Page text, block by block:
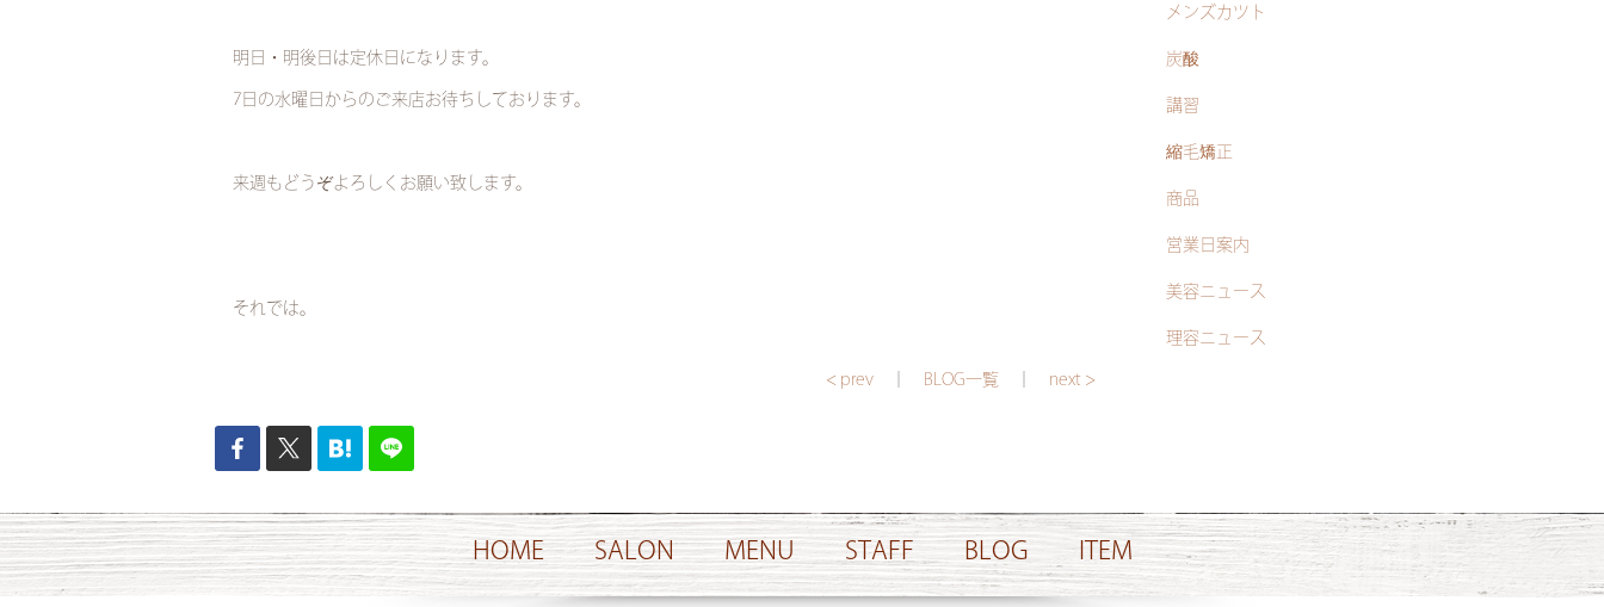
明日・明後日は定休日になります。
7日の水曜日からのご来店お待ちしております。
来週もどうぞよろしくお願い致します。
それでは。
< prev BLOG一覧 next >
メンズカツト
炭酸
講習
縮毛矯正
商品
営業日案内
美容ニュース
理容ニュース
HOME SALON MENU STAFF BLOG ITEM